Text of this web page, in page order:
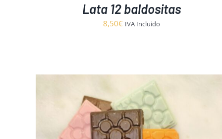
Lata 12 baldositas
8,50€ IVA Incluido